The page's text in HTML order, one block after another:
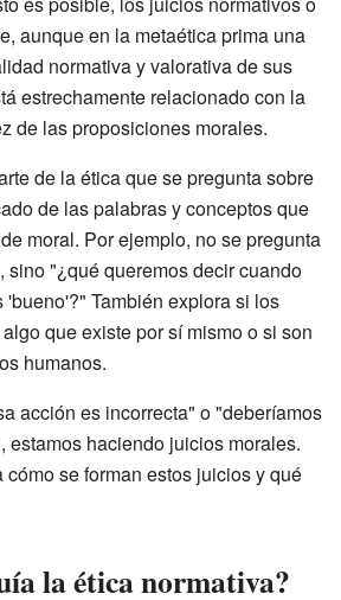
aunque en la metaética prima una
normativa y valorativa de sus
estrechamente relacionado con la
de las proposiciones morales.
de la ética que se pregunta sobre
de las palabras y conceptos que
moral. Por ejemplo, no se pregunta
sino "¿qué queremos decir cuando
También explora si los
que existe por sí mismo o si son
humanos.
acción es incorrecta" o "deberíamos
estamos haciendo juicios morales.
se forman estos juicios y qué
la ética normativa?